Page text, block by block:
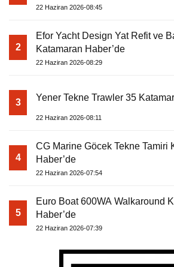
22 Haziran 2026-08:45
2
Efor Yacht Design Yat Refit ve
Katamaran Haber’de
22 Haziran 2026-08:29
3 Yener Tekne Trawler 35
22 Haziran 2026-08:11
4
CG Marine Göcek Tekne Tamiri
Haber’de
22 Haziran 2026-07:54
5
Euro Boat 600WA Walkaround
Haber’de
22 Haziran 2026-07:39